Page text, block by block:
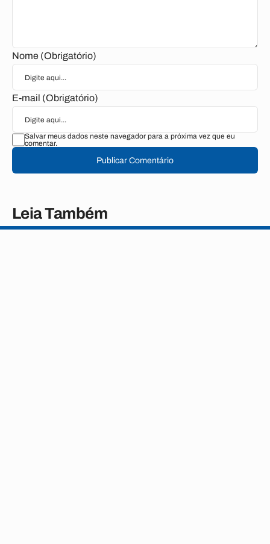
Nome (Obrigatório)
E-mail (Obrigatório)
Salvar meus dados neste navegador para a próxima vez que eu
comentar.
Publicar Comentário
Leia Também